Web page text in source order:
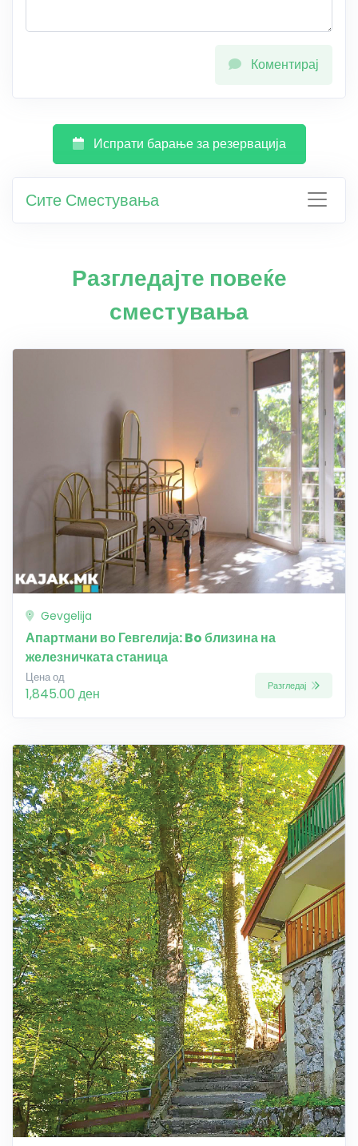
Коментирај
Испрати барање за резервација
Сите Сместувања
Разгледајте повеќе
сместувања
Gevgelija
Апартмани во Гевгелија: Bo близина на
железничката станица
Цена од
1,845.00 ден Разгледај